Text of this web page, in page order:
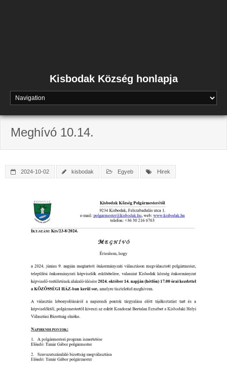
Kisbodak Község honlapja
Meghívó 10.14.
2024-10-02 kisbodak Egyeb Hirek